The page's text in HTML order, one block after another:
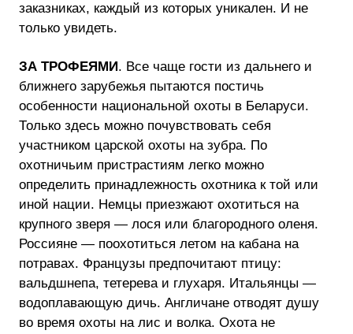
заказниках, каждый из которых уникален. И не
только увидеть.
ЗА ТРОФЕЯМИ. Все чаще гости из дальнего и
ближнего зарубежья пытаются постичь
особенности национальной охоты в Беларуси.
Только здесь можно почувствовать себя
участником царской охоты на зубра. По
охотничьим пристрастиям легко можно
определить принадлежность охотника к той или
иной нации. Немцы приезжают охотиться на
крупного зверя — лося или благородного оленя.
Россияне — поохотиться летом на кабана на
потравах. Французы предпочитают птицу:
вальдшнепа, тетерева и глухаря. Итальянцы —
водоплавающую дичь. Англичане отводят душу
во время охоты на лис и волка. Охота не